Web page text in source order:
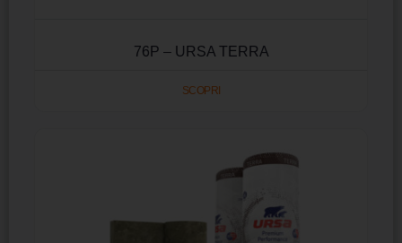
76P – URSA TERRA
SCOPRI